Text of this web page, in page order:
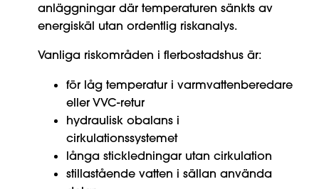
anläggningar där temperaturen sänkts av
energiskäl utan ordentlig riskanalys.
Vanliga riskområden i flerbostadshus är:
för låg temperatur i varmvattenberedare
eller VVC-retur
hydraulisk obalans i
cirkulationssystemet
långa stickledningar utan cirkulation
stillastående vatten i sällan använda